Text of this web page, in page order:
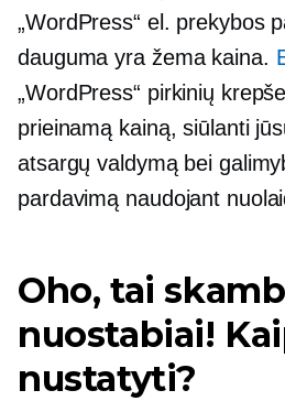
„WordPress“ el. prekybos
dauguma yra žema kaina.
„WordPress“ pirkinių
prieinamą kainą, siūlanti
atsargų valdymą bei
pardavimą naudojant
Oho, tai
nuostabiai!
nustatyti?